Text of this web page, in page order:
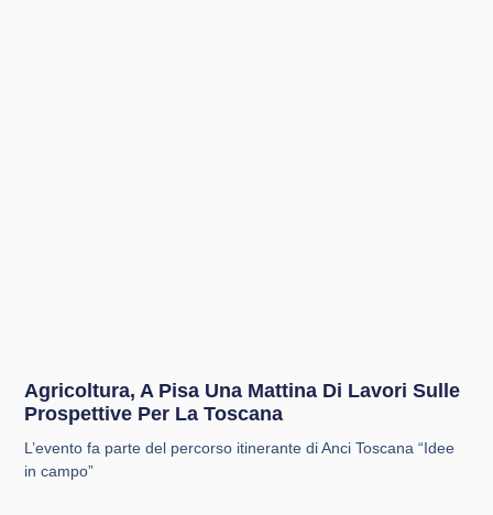
Agricoltura, A Pisa Una Mattina Di Lavori Sulle
Prospettive Per La Toscana
L’evento fa parte del percorso itinerante di Anci Toscana “Idee
in campo”